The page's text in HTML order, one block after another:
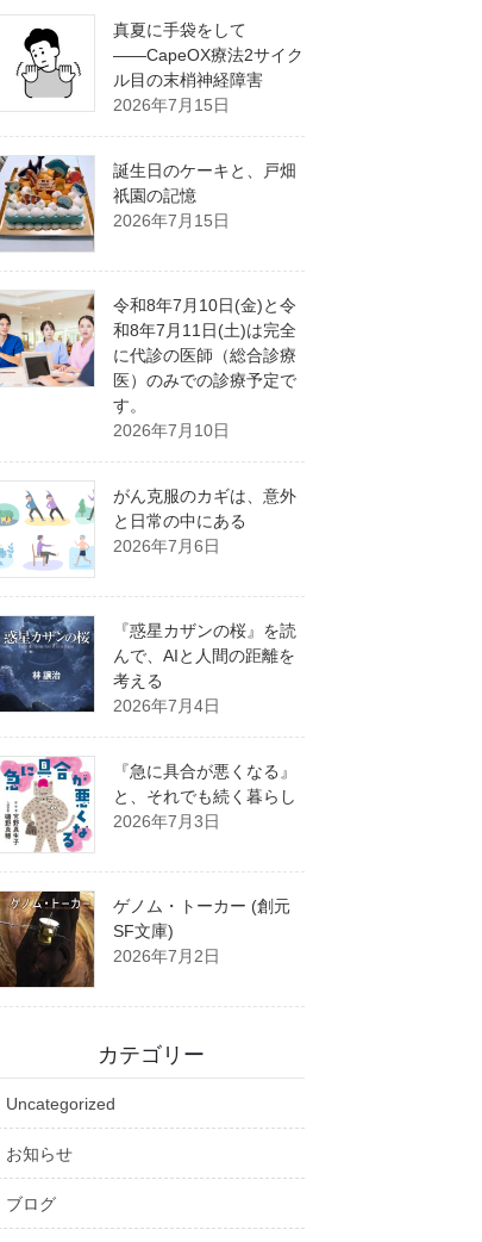
真夏に手袋をして
――CapeOX療法2サイク
ル目の末梢神経障害
2026年7月15日
誕生日のケーキと、戸畑
祇園の記憶
2026年7月15日
令和8年7月10日(金)と令
和8年7月11日(土)は完全
に代診の医師（総合診療
医）のみでの診療予定で
す。
2026年7月10日
がん克服のカギは、意外
と日常の中にある
2026年7月6日
『惑星カザンの桜』を読
んで、AIと人間の距離を
考える
2026年7月4日
『急に具合が悪くなる』
と、それでも続く暮らし
2026年7月3日
ゲノム・トーカー (創元
SF文庫)
2026年7月2日
カテゴリー
Uncategorized
お知らせ
ブログ